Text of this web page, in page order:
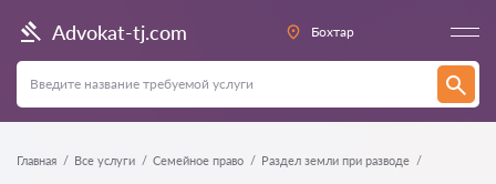
Advokat-tj.com Бохтар
Главная Все услуги Семейное право Раздел земли при разводе